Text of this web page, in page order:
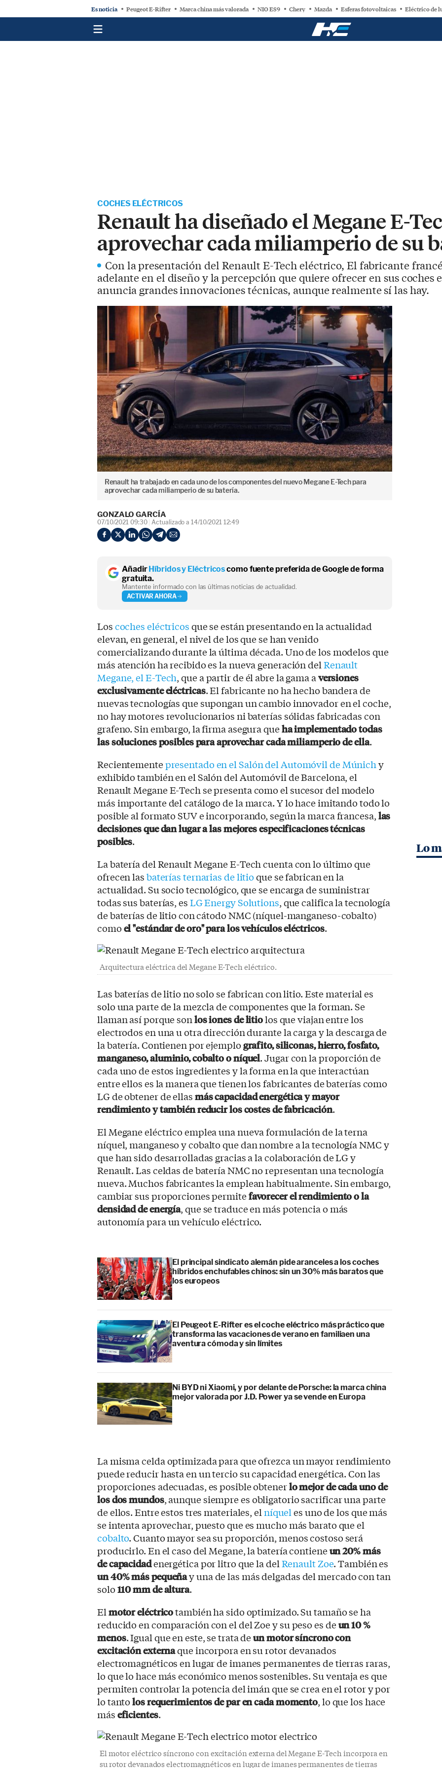
Es noticia Peugeot E-Rifter Marca china más valorada NIO ES9 Chery Mazda Esferas fotovoltaicas Eléctrico de
COCHES ELÉCTRICOS
Renault ha diseñado el Megane E-
aprovechar cada miliamperio de su
Con la presentación del Renault E-Tech eléctrico, El fabricante
adelante en el diseño y la percepción que quiere ofrecer en sus coches
anuncia grandes innovaciones técnicas, aunque realmente sí las hay.
Renault ha trabajado en cada uno de los componentes del nuevo Megane E-Tech para
aprovechar cada miliamperio de su batería.
GONZALO GARCÍA
07/10/2021 09:30 Actualizado a 14/10/2021 12:49
AñadirHíbridos y Eléctricoscomo fuente preferida de Google de forma
gratuita.
Mantente informado con las últimas noticias de actualidad.
ACTIVAR AHORA
Loscoches eléctricosque se están presentando en la actualidad
elevan, en general, el nivel de los que se han venido
comercializando durante la última década. Uno de los modelos que
más atención ha recibido es la nueva generación delRenault
Megane, el E-Tech, que a partir de él abre la gama aversiones
exclusivamente eléctricas. El fabricante no ha hecho bandera de
nuevas tecnologías que supongan un cambio innovador en el coche,
no hay motores revolucionarios ni baterías sólidas fabricadas con
grafeno. Sin embargo, la firma asegura queha implementado todas
las soluciones posibles para aprovechar cada miliamperio de ella.
Recientementepresentado en el Salón del Automóvil de Múnichy
exhibido también en el Salón del Automóvil de Barcelona, el
Renault Megane E-Tech se presenta como el sucesor del modelo
más importante del catálogo de la marca. Y lo hace imitando todo lo
posible al formato SUV e incorporando, según la marca francesa,las
decisiones que dan lugar a las mejores especificaciones técnicas
posibles.
La batería del Renault Megane E-Tech cuenta con lo último que
ofrecen lasbaterías ternarias de litioque se fabrican en la
actualidad. Su socio tecnológico, que se encarga de suministrar
todas sus baterías, esLG Energy Solutions, que califica la tecnología
de baterías de litio con cátodo NMC (níquel-manganeso-cobalto)
comoel "estándar de oro" para los vehículos eléctricos.
Arquitectura eléctrica del Megane E-Tech eléctrico.
Las baterías de litio no solo se fabrican con litio. Este material es
solo una parte de la mezcla de componentes que la forman. Se
llaman así porque sonlos iones de litiolos que viajan entre los
electrodos en una u otra dirección durante la carga y la descarga de
la batería. Contienen por ejemplografito, siliconas, hierro, fosfato,
manganeso, aluminio, cobalto o níquel. Jugar con la proporción de
cada uno de estos ingredientes y la forma en la que interactúan
entre ellos es la manera que tienen los fabricantes de baterías como
LG de obtener de ellasmás capacidad energética y mayor
rendimiento y también reducir los costes de fabricación.
El Megane eléctrico emplea una nueva formulación de la terna
níquel, manganeso y cobalto que dan nombre a la tecnología NMC y
que han sido desarrolladas gracias a la colaboración de LG y
Renault. Las celdas de batería NMC no representan una tecnología
nueva. Muchos fabricantes la emplean habitualmente. Sin embargo,
cambiar sus proporciones permitefavorecer el rendimiento o la
densidad de energía, que se traduce en más potencia o más
autonomía para un vehículo eléctrico.
El principal sindicato alemán pide aranceles a los coches
híbridos enchufables chinos: sin un 30% más baratos que
los europeos
El Peugeot E-Rifter es el coche eléctrico más práctico que
transforma las vacaciones de verano en familiaen una
aventura cómoda y sin límites
Ni BYD ni Xiaomi, y por delante de Porsche: la marca china
mejor valorada por J.D. Power ya se vende en Europa
La misma celda optimizada para que ofrezca un mayor rendimiento
puede reducir hasta en un tercio su capacidad energética. Con las
proporciones adecuadas, es posible obtenerlo mejor de cada uno de
los dos mundos, aunque siempre es obligatorio sacrificar una parte
de ellos. Entre estos tres materiales, elníqueles uno de los que más
se intenta aprovechar, puesto que es mucho más barato que el
cobalto. Cuanto mayor sea su proporción, menos costoso será
producirlo. En el caso del Megane, la batería contieneun 20% más
de capacidadenergética por litro que la delRenault Zoe. También es
un 40% más pequeñay una de las más delgadas del mercado con tan
solo110 mm de altura.
Elmotor eléctricotambién ha sido optimizado. Su tamaño se ha
reducido en comparación con el del Zoe y su peso es deun 10 %
menos. Igual que en este, se trata deun motor síncrono con
excitación externaque incorpora en su rotor devanados
electromagnéticos en lugar de imanes permanentes de tierras raras,
lo que lo hace más económico menos sostenibles. Su ventaja es que
permiten controlar la potencia del imán que se crea en el rotor y por
lo tantolos requerimientos de par en cada momento, lo que los hace
máseficientes.
El motor eléctrico síncrono con excitación externa del Megane E-Tech incorpora en
su rotor devanados electromagnéticos en lugar de imanes permanentes de tierras
Lo